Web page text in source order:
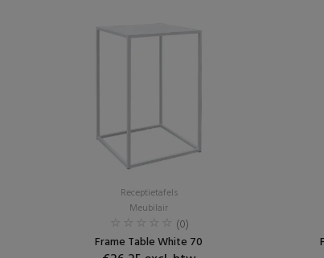
Receptietafels
Meubilair
(0)
Frame Table White 70